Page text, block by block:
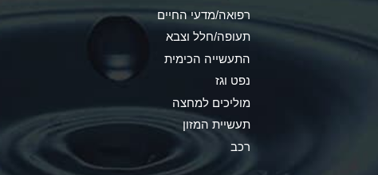
D
A
B
רפואה/מדעי החיים
תעופה/חלל וצבא
התעשייה הכימית
נפט וגז
מוליכים למחצה
תעשיית המזון
רכב